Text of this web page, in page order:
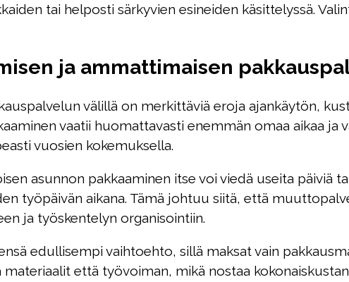
tai helposti särkyvien esineiden käsittelyssä.
ja ammattimaisen
välillä on merkittäviä eroja ajankäytön,
vaatii huomattavasti enemmän omaa aikaa ja
vuosien kokemuksella.
asunnon pakkaaminen itse voi viedä useita päiviä
työpäivän aikana. Tämä johtuu siitä, että
ja työskentelyn organisointiin.
edullisempi vaihtoehto, sillä maksat vain
että työvoiman, mikä nostaa